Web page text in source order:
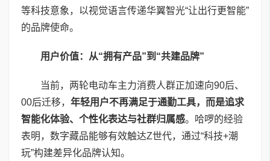
等科技意象，以视觉语言传递华翼智光“让出行更智能”
的品牌使命。
用户价值：从“拥有产品”到“共建品牌”
当前，两轮电动车主力消费人群正加速向90后、
00后迁移， 年轻用户不再满足于通勤工具，而是追求
智能化体验、个性化表达与社群归属感。哈啰的经验
表明，数字藏品能够有效触达Z世代，通过“科技+潮
玩”构建差异化品牌认知。